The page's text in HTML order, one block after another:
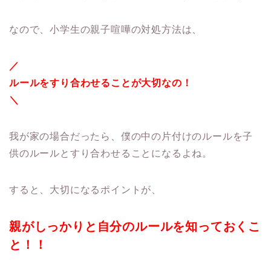
なので、小学生の親子喧嘩の対処方法は、
／
ルールをすり合わせることが大切なの！
＼
我が家の場合だったら、僕の中の片付けのルールを子
供のルールとすり合わせることになるよね。
すると、大切になるポイントが、
親がしっかりと自分のルールを知っておくこ
と！！